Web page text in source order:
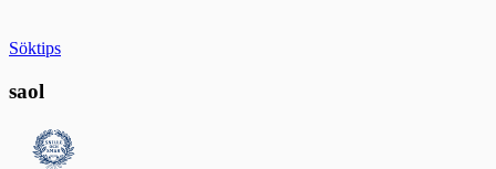
Söktips
saol